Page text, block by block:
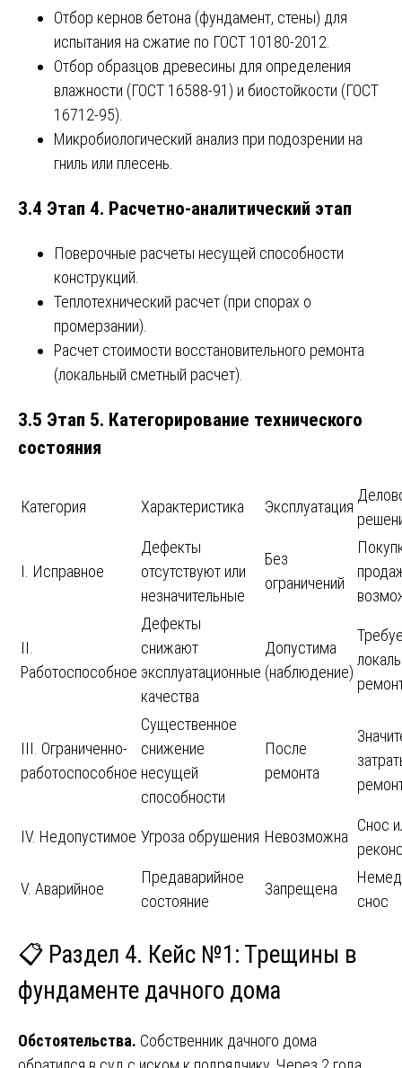
Отбор кернов бетона (фундамент, стены) для
испытания на сжатие по ГОСТ 10180-2012.
Отбор образцов древесины для определения
влажности (ГОСТ 16588-91) и биостойкости (ГОСТ
16712-95).
Микробиологический анализ при подозрении на
гниль или плесень.
3.4 Этап 4. Расчетно-аналитический этап
Поверочные расчеты несущей способности
конструкций.
Теплотехнический расчет (при спорах о
промерзании).
Расчет стоимости восстановительного ремонта
(локальный сметный расчет).
3.5 Этап 5. Категорирование технического
состояния
Категория Характеристика Эксплуатация
I. Исправное
Дефекты
отсутствуют или
незначительные
Без
ограничений
II.
Работоспособное
Дефекты
снижают
эксплуатационные
качества
Допустима
(наблюдение)
III. Ограниченно-
работоспособное
Существенное
снижение
несущей
способности
После
ремонта
IV. Недопустимое Угроза обрушения Невозможна
Снос
V. Аварийное
Предаварийное
состояние
Запрещена
снос
📋 Раздел 4. Кейс №1: Трещины в
фундаменте дачного дома
Обстоятельства. Собственник дачного дома